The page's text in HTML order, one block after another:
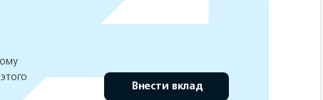
Внести вклад